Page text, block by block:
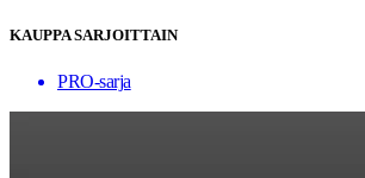
KAUPPA SARJOITTAIN
PRO-sarja